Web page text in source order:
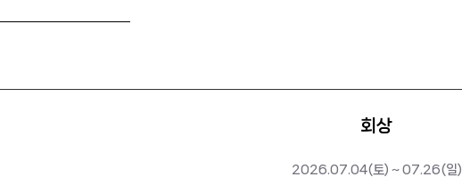
회상
2026.07.04(토) ~ 07.26(일)